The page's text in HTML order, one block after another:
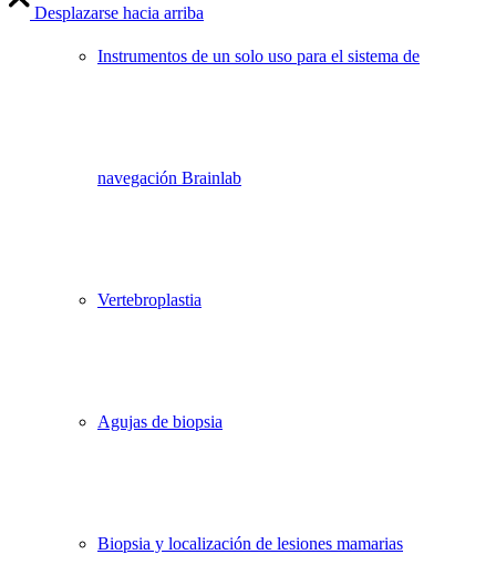
Instrumentos de un solo uso para el sistema de
navegación Brainlab
Vertebroplastia
Agujas de biopsia
Biopsia y localización de lesiones mamarias
Desplazarse hacia arriba